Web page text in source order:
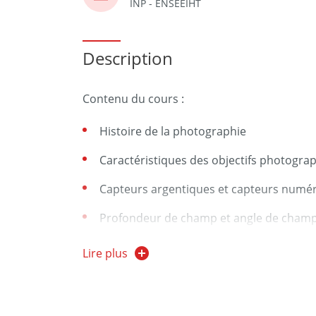
INP - ENSEEIHT
Description
Contenu du cours :
Histoire de la photographie
Caractéristiques des objectifs
Capteurs argentiques et capteurs
Profondeur de champ et angle de
Aberrations des objectifs
Lire plus